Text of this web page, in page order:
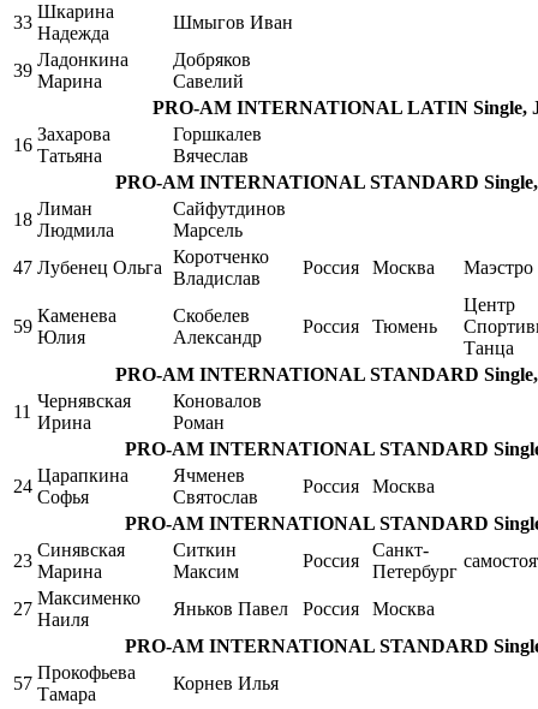
33
Шкарина
Надежда
Шмыгов Иван
39
Ладонкина
Марина
Добряков
Савелий
PRO-AM INTERNATIONAL LATIN Single,
16
Захарова
Татьяна
Горшкалев
Вячеслав
PRO-AM INTERNATIONAL STANDARD Single,
18
Лиман
Людмила
Сайфутдинов
Марсель
47 Лубенец Ольга
Коротченко
Владислав
Россия Москва Маэстро
59
Каменева
Юлия
Скобелев
Александр
Россия Тюмень
Центр
Танца
PRO-AM INTERNATIONAL STANDARD Single,
11
Чернявская
Ирина
Коновалов
Роман
PRO-AM INTERNATIONAL STANDARD
24
Царапкина
Софья
Ячменев
Святослав
Россия
Москва
PRO-AM INTERNATIONAL STANDARD
23
Синявская
Марина
Ситкин
Максим
Россия
Санкт-
Петербург
27
Максименко
Наиля
Яньков Павел Россия
Москва
PRO-AM INTERNATIONAL STANDARD
57
Прокофьева
Тамара
Корнев Илья